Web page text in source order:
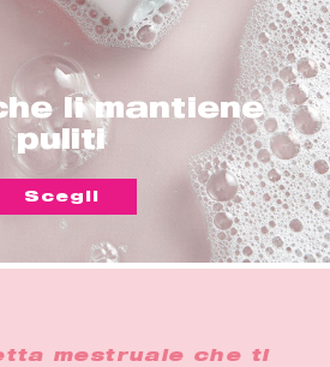
li mantiene
puliti
Scegli
mestruale che ti